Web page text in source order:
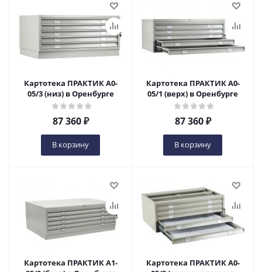
Картотека ПРАКТИК А0-
05/3 (низ) в Оренбурге
87 360₽
В корзину
Картотека ПРАКТИК А0-
05/1 (верх) в Оренбурге
87 360₽
В корзину
Картотека ПРАКТИК A1-
Картотека ПРАКТИК А0-